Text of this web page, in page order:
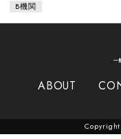
は舞踏家でもある演出の点滅
踏的な要素を演出に取り入
中華料理店見習いコックの
れを発端に、夢と現実の境
世界は終末へと向かってい
B機関
ABOUT